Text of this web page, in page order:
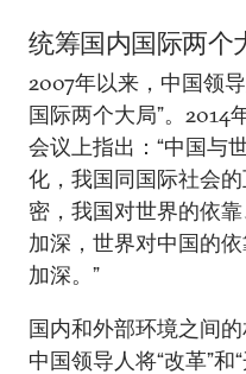
统筹国内国际两个
2007年以来，中国领
国际两个大局”。2014
会议上指出：“中国与
化，我国同国际社会
密，我国对世界的依
加深，世界对中国的
加深。”
国内和外部环境之间
中国领导人将“改革”和